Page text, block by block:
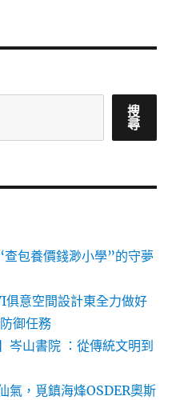
搜
尋
包養價錢渺小學”的守夢
意空間設計東全力做好
御任務
岑山書院 ：從傳統文明到
氣，覓鎮海烽OSDER奧斯